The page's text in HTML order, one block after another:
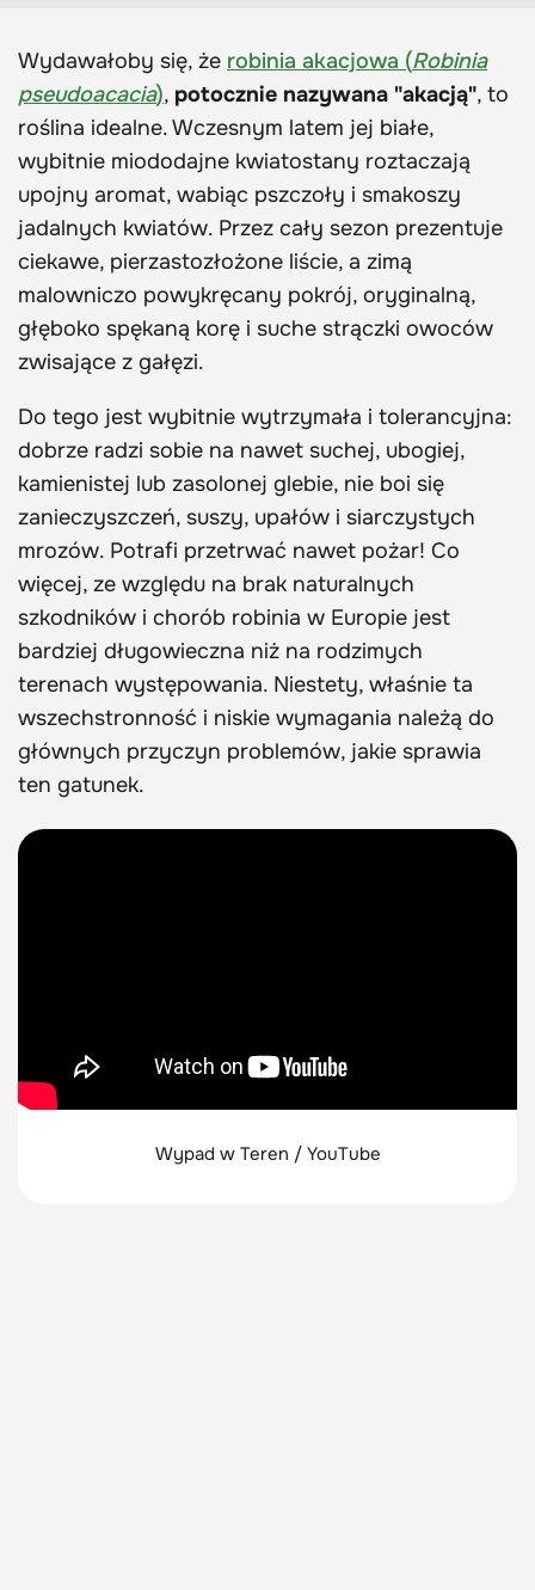
Wydawałoby się, że robinia akacjowa (Robinia
pseudoacacia), potocznie nazywana "akacją", to
roślina idealne. Wczesnym latem jej białe,
wybitnie miododajne kwiatostany roztaczają
upojny aromat, wabiąc pszczoły i smakoszy
jadalnych kwiatów. Przez cały sezon prezentuje
ciekawe, pierzastozłożone liście, a zimą
malowniczo powykręcany pokrój, oryginalną,
głęboko spękaną korę i suche strączki owoców
zwisające z gałęzi.
Do tego jest wybitnie wytrzymała i tolerancyjna:
dobrze radzi sobie na nawet suchej, ubogiej,
kamienistej lub zasolonej glebie, nie boi się
zanieczyszczeń, suszy, upałów i siarczystych
mrozów. Potrafi przetrwać nawet pożar! Co
więcej, ze względu na brak naturalnych
szkodników i chorób robinia w Europie jest
bardziej długowieczna niż na rodzimych
terenach występowania. Niestety, właśnie ta
wszechstronność i niskie wymagania należą do
głównych przyczyn problemów, jakie sprawia
ten gatunek.
Wypad w Teren / YouTube